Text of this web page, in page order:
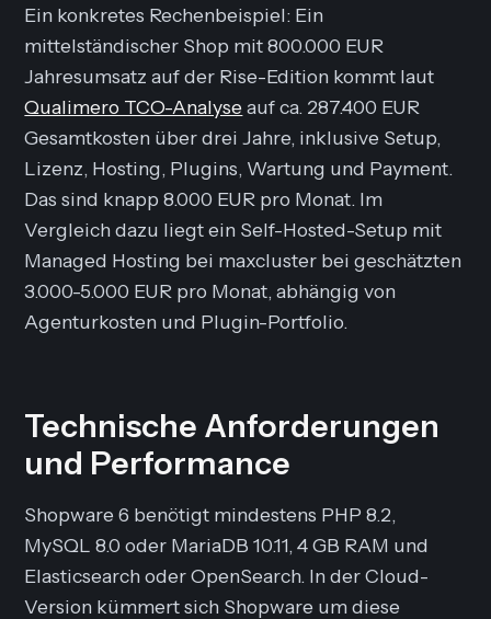
Ein konkretes Rechenbeispiel: Ein
mittelständischer Shop mit 800.000 EUR
Jahresumsatz auf der Rise-Edition kommt laut
Qualimero TCO-Analyseauf ca. 287.400 EUR
Gesamtkosten über drei Jahre, inklusive Setup,
Lizenz, Hosting, Plugins, Wartung und Payment.
Das sind knapp 8.000 EUR pro Monat. Im
Vergleich dazu liegt ein Self-Hosted-Setup mit
Managed Hosting bei maxcluster bei geschätzten
3.000-5.000 EUR pro Monat, abhängig von
Agenturkosten und Plugin-Portfolio.
Technische Anforderungen
und Performance
Shopware 6 benötigt mindestens PHP 8.2,
MySQL 8.0 oder MariaDB 10.11, 4 GB RAM und
Elasticsearch oder OpenSearch. In der Cloud-
Version kümmert sich Shopware um diese